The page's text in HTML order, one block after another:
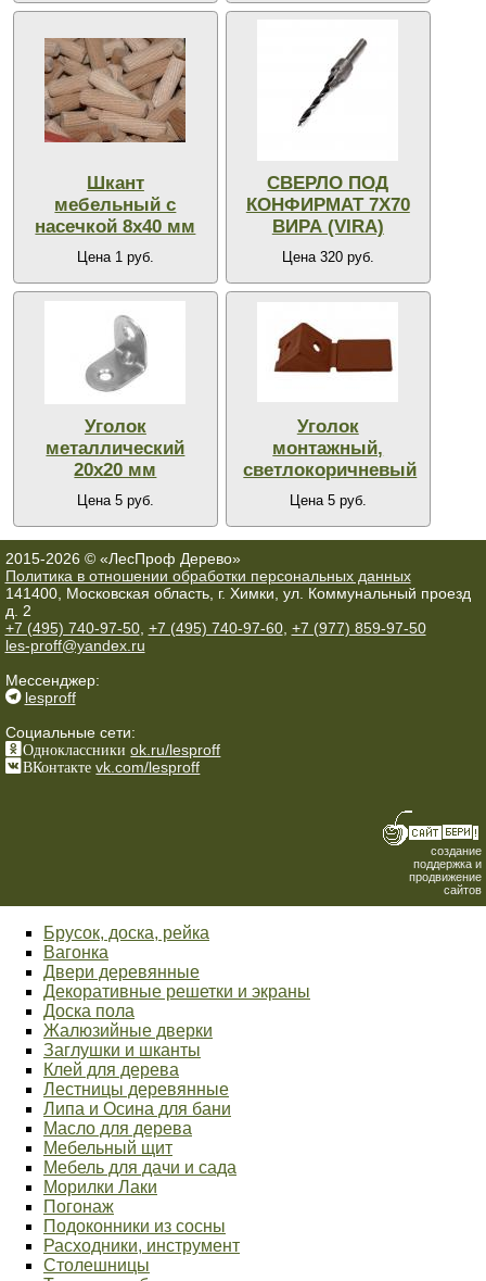
Шкант
мебельный с
насечкой 8х40 мм
Цена 1 руб.
СВЕРЛО ПОД
КОНФИРМАТ 7Х70
ВИРА (VIRA)
Цена 320 руб.
Уголок
металлический
20х20 мм
Цена 5 руб.
Уголок
монтажный,
светлокоричневый
Цена 5 руб.
2015-2026 © «ЛесПроф Дерево»
Политика в отношении обработки персональных данных
141400, Московская область, г. Химки, ул. Коммунальный проезд
д. 2
+7 (495) 740-97-50, +7 (495) 740-97-60, +7 (977) 859-97-50
les-proff@yandex.ru
Мессенджер:
lesproff
Социальные сети:
Одноклассники ok.ru/lesproff
ВКонтакте vk.com/lesproff
создание
поддержка и
продвижение
сайтов
Брусок, доска, рейка
Вагонка
Двери деревянные
Декоративные решетки и экраны
Доска пола
Жалюзийные дверки
Заглушки и шканты
Клей для дерева
Лестницы деревянные
Липа и Осина для бани
Масло для дерева
Мебельный щит
Мебель для дачи и сада
Морилки Лаки
Погонаж
Подоконники из сосны
Расходники, инструмент
Столешницы